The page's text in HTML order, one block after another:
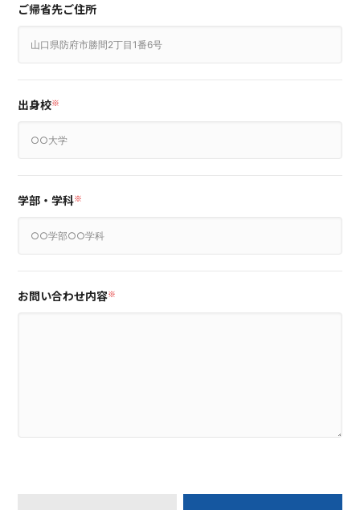
ご帰省先ご住所
出身校※
学部・学科※
お問い合わせ内容※